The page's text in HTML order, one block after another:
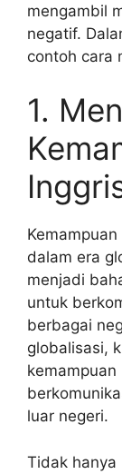
mengambil
negatif.
contoh cara
1.
dalam era
menjadi
untuk
berbagai
globalisasi,
luar negeri.
Tidak hanya